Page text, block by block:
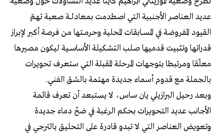
عديد العناصر الأجنبية التي اصطدمت بمعادلـــة صعبة تهمّ
القيود المفروضة في المســـابقات المحلية وحرمـــتها من فرصة أكبر لإبراز
قدراتها وتثبيت قدميها صـلب التشكيلة الأساســـية ليكون مصيرها
معلّقا ومرتبطا بتوجهات المرحلة المقبلة التي ستعرف تحويرات
بالجملة مع قدوم أسماء جديدة مهتمة بالشق الفني.
وبعد رحيل البرازيلي يان ساس، لا يستبعد أن تعرف قائمة
الأجانب عديد التحويرات بحكم الرغبة في ضخّ دماء جديدة
وتعويض العناصر التي لا تبدو قادرة على التحليق بالترجي في